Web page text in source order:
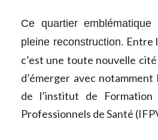
Ce quartier
pleine reconstruction. Entre
c’est une toute nouvelle
d’émerger avec
de l’institut de Formation
Professionnels de Santé